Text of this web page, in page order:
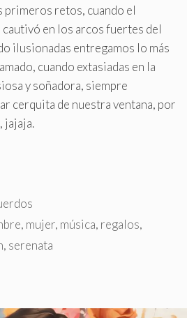
primeros retos, cuando el
en los arcos fuertes del
ilusionadas entregamos lo más
cuando extasiadas en la
y soñadora, siempre
cerquita de nuestra ventana, por
jajaja.
, mujer, música, regalos,
, serenata